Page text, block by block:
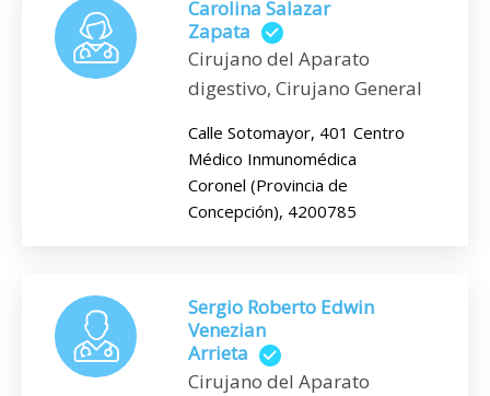
Carolina Salazar
Zapata
Cirujano del Aparato
digestivo, Cirujano General
Calle Sotomayor, 401 Centro
Médico Inmunomédica
Coronel (Provincia de
Concepción), 4200785
Sergio Roberto Edwin
Venezian
Arrieta
Cirujano del Aparato